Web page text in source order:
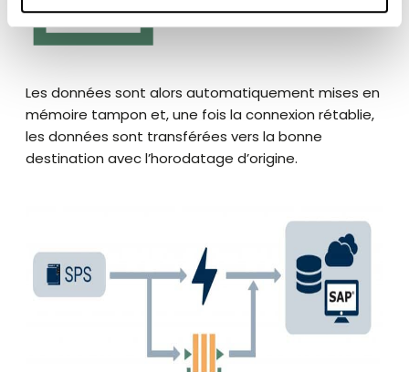
Les données sont alors automatiquement mises en
mémoire tampon et, une fois la connexion rétablie,
les données sont transférées vers la bonne
destination avec l’horodatage d’origine.